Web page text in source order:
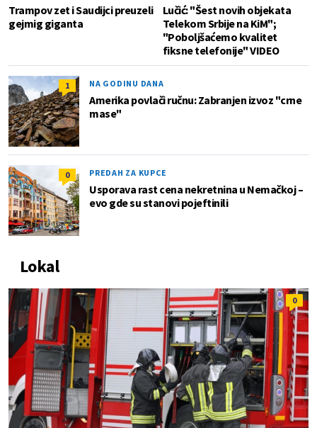
Trampov zet i Saudijci preuzeli
gejmig giganta
Lučić: "Šest novih objekata
Telekom Srbije na KiM";
"Poboljšaćemo kvalitet
fiksne telefonije" VIDEO
1 NA GODINU DANA
Amerika povlači ručnu: Zabranjen izvoz "crne
mase"
0 PREDAH ZA KUPCE
Usporava rast cena nekretnina u Nemačkoj –
evo gde su stanovi pojeftinili
Lokal
0